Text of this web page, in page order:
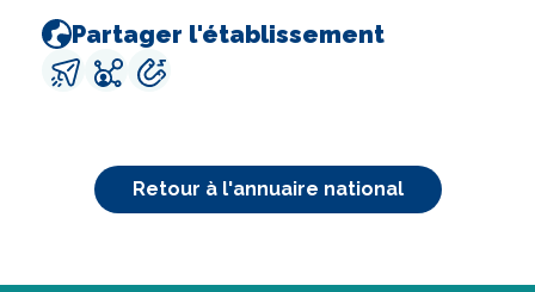
Partager l'établissement
Retour à l'annuaire national